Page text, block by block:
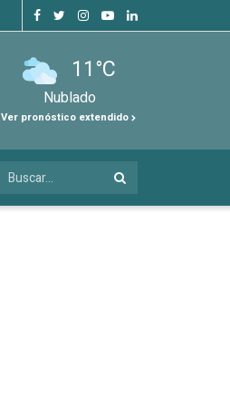
11°C
Nublado
Ver pronóstico extendido